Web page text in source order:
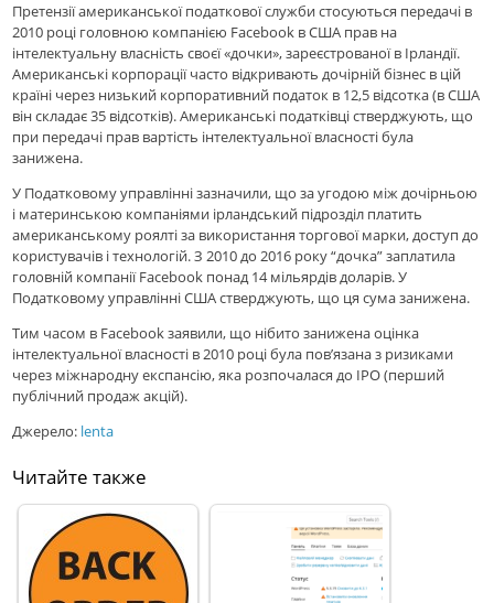
Претензії американської податкової служби стосуються передачі в
2010 році головною компанією Facebook в США прав на
інтелектуальну власність своєї «дочки», зареєстрованої в Ірландії.
Американські корпорації часто відкривають дочірній бізнес в цій
країні через низький корпоративний податок в 12,5 відсотка (в США
він складає 35 відсотків). Американські податківці стверджують, що
при передачі прав вартість інтелектуальної власності була
занижена.
У Податковому управлінні зазначили, що за угодою між дочірньою
і материнською компаніями ірландський підрозділ платить
американському роялті за використання торгової марки, доступ до
користувачів і технологій. З 2010 до 2016 року “дочка” заплатила
головній компанії Facebook понад 14 мільярдів доларів. У
Податковому управлінні США стверджують, що ця сума занижена.
Тим часом в Facebook заявили, що нібито занижена оцінка
інтелектуальної власності в 2010 році була пов’язана з ризиками
через міжнародну експансію, яка розпочалася до IPO (перший
публічний продаж акцій).
Джерело: lenta
Читайте также